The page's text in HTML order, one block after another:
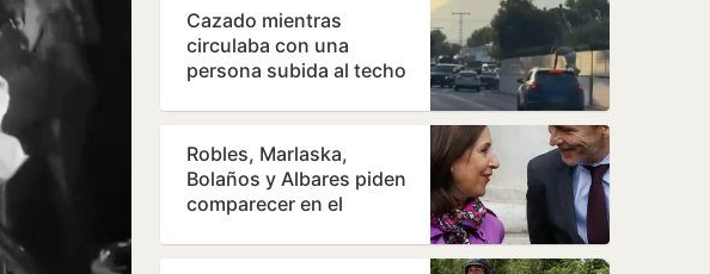
Cazado mientras
circulaba con una
persona subida al techo
de Jávea
Robles, Marlaska,
Bolaños y Albares piden
comparecer en el
Ceuta